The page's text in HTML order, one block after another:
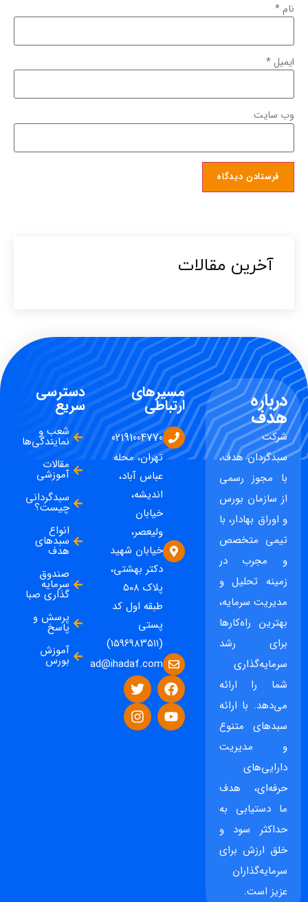
نام*
ایمیل*
وب‌ سایت
آخرین مقالات​
درباره
هدف
شرکت
سبدگردان هدف،
با مجوز رسمی
از سازمان بورس
و اوراق بهادار، با
تیمی متخصص
و مجرب در
زمینه تحلیل و
مدیریت سرمایه،
بهترین راه‌کارها
برای رشد
سرمایه‌گذاری
شما را ارائه
می‌دهد. با ارائه
سبدهای متنوع
و مدیریت
دارایی‌های
حرفه‌ای، هدف
ما دستیابی به
حداکثر سود و
خلق ارزش برای
سرمایه‌گذاران
عزیز است.
مسیرهای
ارتباطی
02191004770
تهران، محله
عباس آباد،
اندیشه،
خیابان
ولیعصر،
خیابان شهید
دکتر بهشتی،
پلاک ۵۰۸
طبقه اول کد
پستی
(۱۵۹۶۹۸۳۵۱۱)
ad@ihadaf.com
دسترسی
سریع
شعب و
نمایندگی‌ها
مقالات
آموزشی
سبدگردانی
چیست؟
انواع
سبدهای
هدف
صندوق
سرمایه
گذاری صبا
پرسش و
پاسخ
آموزش
بورس